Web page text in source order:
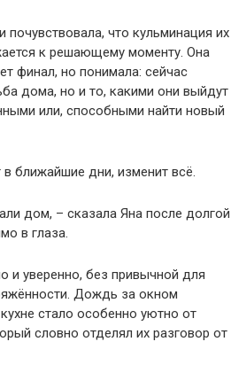
почувствовала, что кульминация их
к решающему моменту. Она
финал, но понимала: сейчас
дома, но и то, какими они выйдут
или, способными найти новый
ближайшие дни, изменит всё.
дом, – сказала Яна после долгой
в глаза.
и уверенно, без привычной для
Дождь за окном
стало особенно уютно от
словно отделял их разговор от